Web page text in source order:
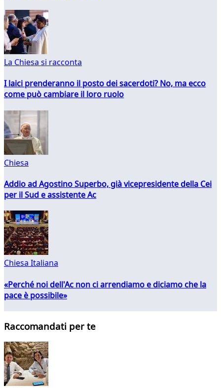
La Chiesa si racconta
I laici prenderanno il posto dei sacerdoti? No, ma ecco
come può cambiare il loro ruolo
Chiesa
Addio ad Agostino Superbo, già vicepresidente della Cei
per il Sud e assistente Ac
Chiesa Italiana
«Perché noi dell'Ac non ci arrendiamo e diciamo che la
pace è possibile»
Raccomandati per te